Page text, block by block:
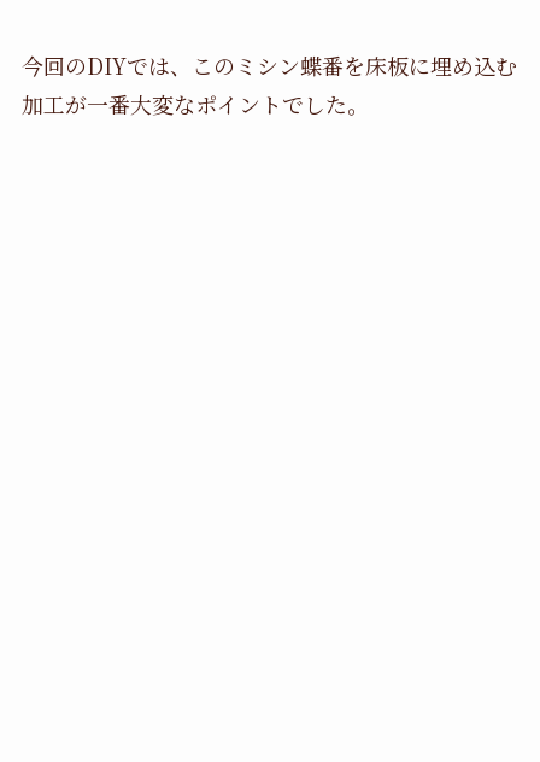
今回のDIYでは、このミシン蝶番を床板に埋め込む
加工が一番大変なポイントでした。